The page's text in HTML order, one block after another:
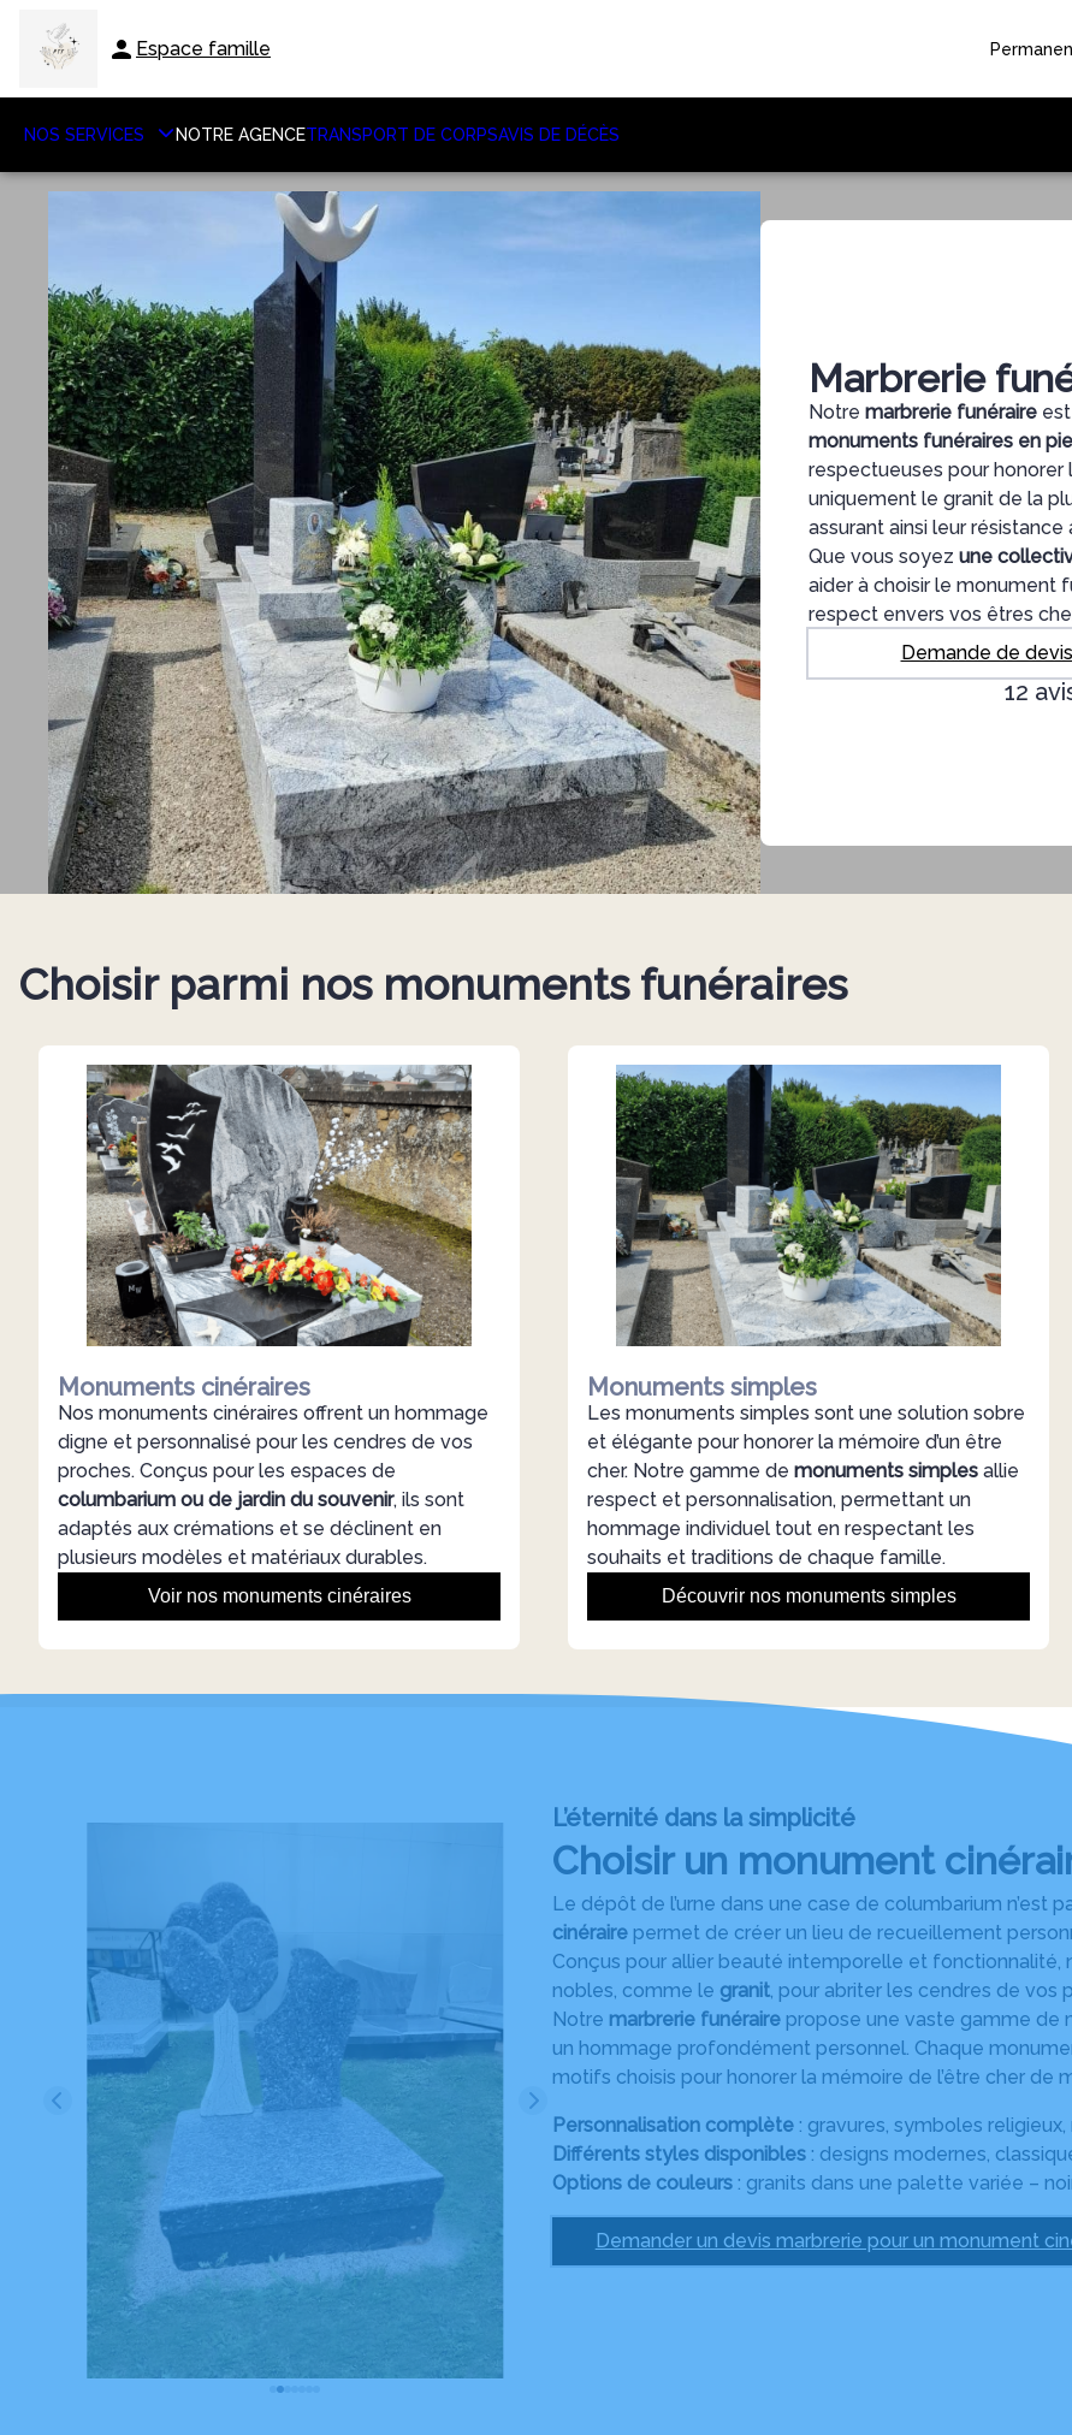
contenu
Espace famille
NOS SERVICES NOTRE AGENCETRANSPORT DE CORPSAVIS DE DÉCÈS
Marbrerie
Notre marbrerie funéraire
monuments funéraires en
respectueuses pour
uniquement le granit de la
assurant ainsi leur
Que vous soyez une
aider à choisir le monument
respect envers vos êtres
Demande de devis
12
Choisir parmi nos monuments funéraires
Monuments cinéraires
Nos monuments cinéraires offrent un hommage
digne et personnalisé pour les cendres de vos
proches. Conçus pour les espaces de
columbarium ou de jardin du souvenir, ils sont
adaptés aux crémations et se déclinent en
plusieurs modèles et matériaux durables.
Voir nos monuments cinéraires
Monuments simples
Les monuments simples sont une solution sobre
et élégante pour honorer la mémoire d’un être
cher. Notre gamme de monuments simples allie
respect et personnalisation, permettant un
hommage individuel tout en respectant les
souhaits et traditions de chaque famille.
Découvrir nos monuments simples
L’éternité dans la simplicité
Choisir un monument
Le dépôt de l’urne dans une case de columbarium n’est
cinérairepermet de créer un lieu de recueillement
Conçus pour allier beauté intemporelle et fonctionnalité,
nobles, comme le granit, pour abriter les cendres de vos
Notre marbrerie funérairepropose une vaste gamme de
un hommage profondément personnel. Chaque
motifs choisis pour honorer la mémoire de l’être cher de
Personnalisation complète: gravures, symboles
Différents styles disponibles: designs modernes,
Options de couleurs: granits dans une palette variée –
Demander un devis marbrerie pour un monument